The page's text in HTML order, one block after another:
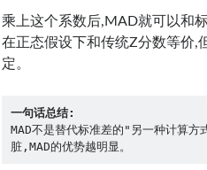
乘上这个系数后,MAD就可以和
在正态假设下和传统Z分数等价,
定。
一句话总结:
MAD不是替代标准差的"另一种计算
脏,MAD的优势越明显。